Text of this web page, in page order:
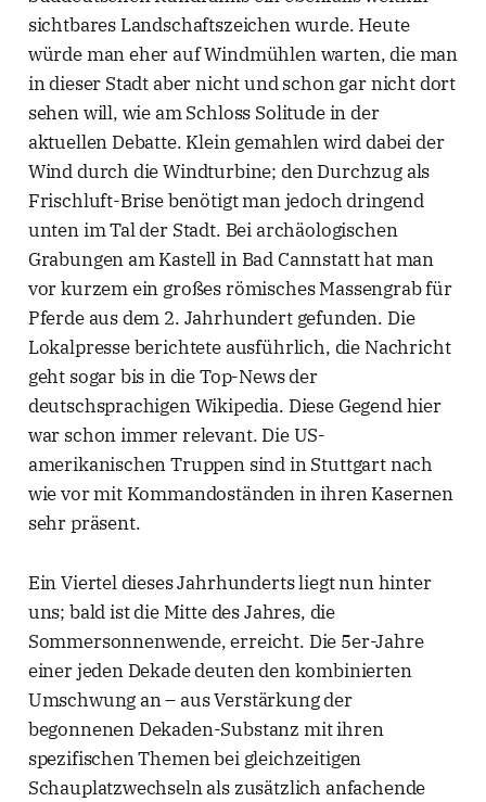
sichtbares Landschaftszeichen wurde. Heute
würde man eher auf Windmühlen warten, die man
in dieser Stadt aber nicht und schon gar nicht dort
sehen will, wie am Schloss Solitude in der
aktuellen Debatte. Klein gemahlen wird dabei der
Wind durch die Windturbine; den Durchzug als
Frischluft-Brise benötigt man jedoch dringend
unten im Tal der Stadt. Bei archäologischen
Grabungen am Kastell in Bad Cannstatt hat man
vor kurzem ein großes römisches Massengrab für
Pferde aus dem 2. Jahrhundert gefunden. Die
Lokalpresse berichtete ausführlich, die Nachricht
geht sogar bis in die Top-News der
deutschsprachigen Wikipedia. Diese Gegend hier
war schon immer relevant. Die US-
amerikanischen Truppen sind in Stuttgart nach
wie vor mit Kommandoständen in ihren Kasernen
sehr präsent.
Ein Viertel dieses Jahrhunderts liegt nun hinter
uns; bald ist die Mitte des Jahres, die
Sommersonnenwende, erreicht. Die 5er-Jahre
einer jeden Dekade deuten den kombinierten
Umschwung an – aus Verstärkung der
begonnenen Dekaden-Substanz mit ihren
spezifischen Themen bei gleichzeitigen
Schauplatzwechseln als zusätzlich anfachende